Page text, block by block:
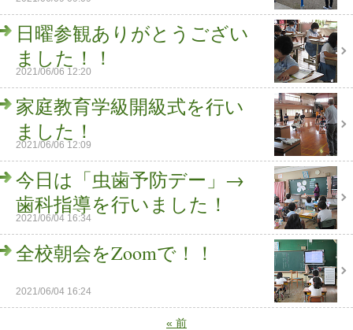
日曜参観ありがとうござい
ました！！
2021/06/06 12:20
家庭教育学級開級式を行い
ました！
2021/06/06 12:09
今日は「虫歯予防デー」→
歯科指導を行いました！
2021/06/04 16:34
全校朝会をZoomで！！
2021/06/04 16:24
« 前